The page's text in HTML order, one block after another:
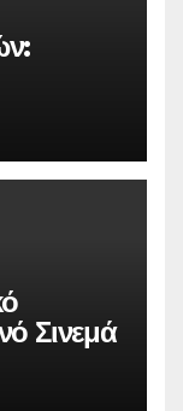
Σινεμά